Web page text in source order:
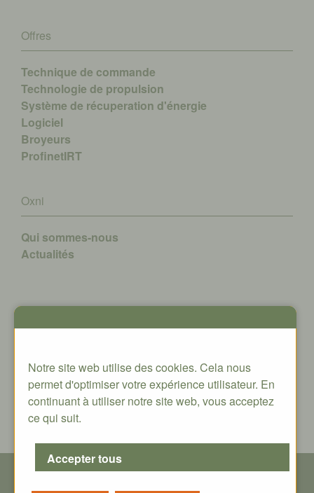
Offres
Technique de commande
Technologie de propulsion
Système de récuperation d'énergie
Logiciel
Broyeurs
ProfinetIRT
Oxni
Qui sommes-nous
Actualités
Klosterstrasse 34
8406 Winterthur
info@oxni.ch
+41 52 551 00 40
© Copyright - Tous droits réservés| Oxni GmbH
Notre site web utilise des cookies. Cela nous
permet d'optimiser votre expérience utilisateur. En
continuant à utiliser notre site web, vous acceptez
ce qui suit.